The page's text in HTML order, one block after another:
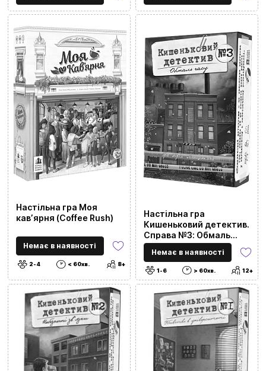
Настільна гра Моя
кавʼярня (Coffee Rush)
Немає в наявності
2-4 < 60хв. 8+
Настільна гра
Кишеньковий детектив.
Справа №3: Обмаль
часу (Pocket Detective:
Case №3. Time is running
out)
Немає в наявності
1-6 > 60хв. 12+